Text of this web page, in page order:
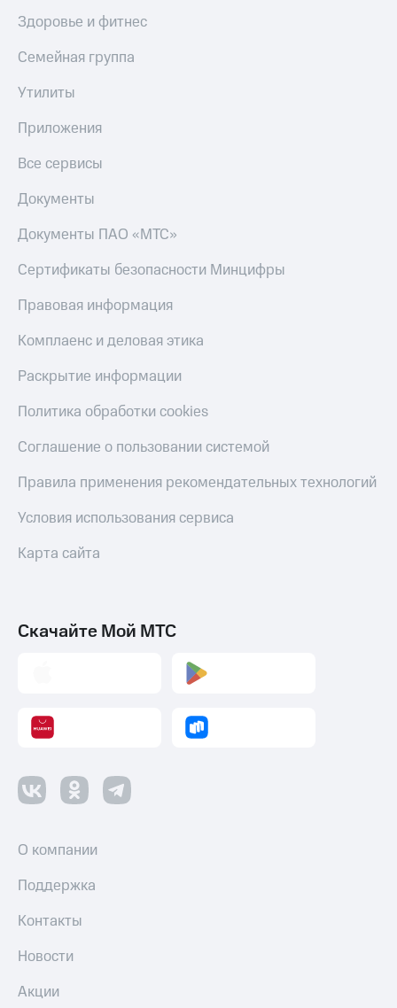
Здоровье и фитнес
Семейная группа
Утилиты
Приложения
Все сервисы
Документы
Документы ПАО «МТС»
Сертификаты безопасности Минцифры
Правовая информация
Комплаенс и деловая этика
Раскрытие информации
Политика обработки cookies
Соглашение о пользовании системой
Правила применения рекомендательных технологий
Условия использования сервиса
Карта сайта
Скачайте Мой МТС
О компании
Поддержка
Контакты
Новости
Акции